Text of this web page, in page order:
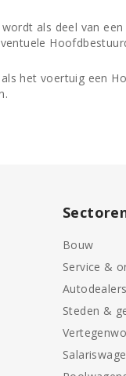
als deel van
het voertuig een
Bouw
Service &
Steden &